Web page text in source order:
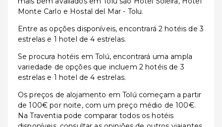
Monte Carlo e Hostal del Mar - Tolu.
Entre as opções disponíveis, encontrará 2 hotéis de 3
estrelas e 1 hotel de 4 estrelas.
Se procura hotéis em Tolú, encontrará uma ampla
variedade de opções que incluem 2 hotéis de 3
estrelas e 1 hotel de 4 estrelas.
Os preços de alojamento em Tolú começam a partir
de 100€ por noite, com um preço médio de 100€.
Na Traventia pode comparar todos os hotéis